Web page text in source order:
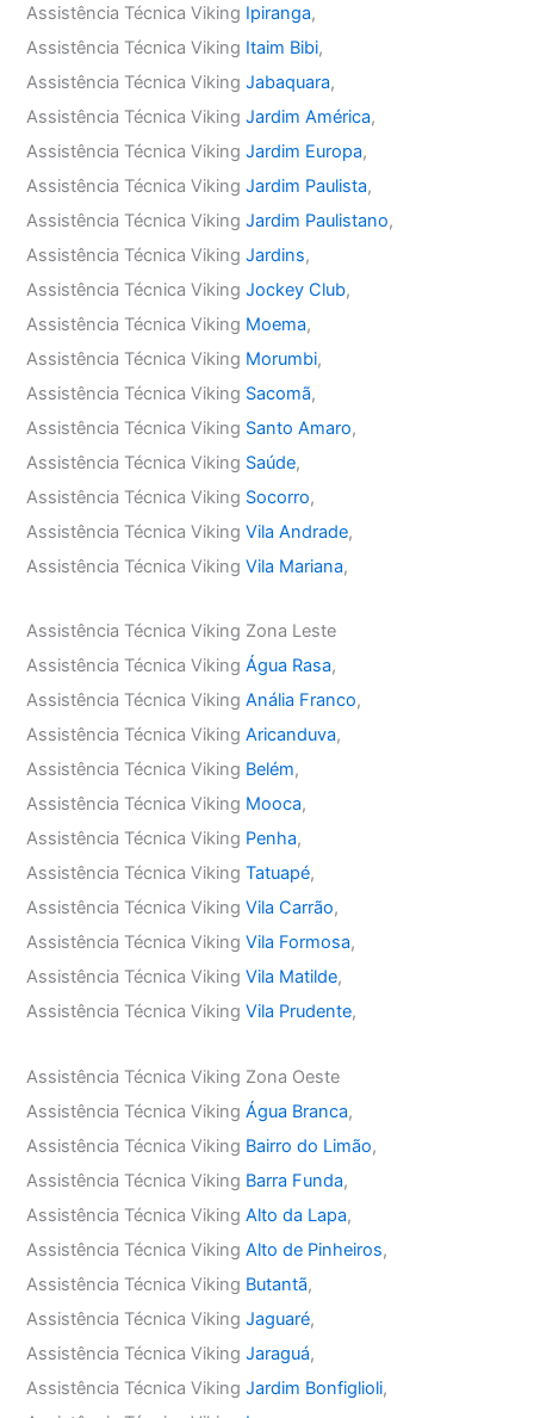
Assistência Técnica Viking Ipiranga,
Assistência Técnica Viking Itaim Bibi,
Assistência Técnica VikingJabaquara,
Assistência Técnica VikingJardim América,
Assistência Técnica VikingJardim Europa,
Assistência Técnica VikingJardim Paulista,
Assistência Técnica VikingJardim Paulistano,
Assistência Técnica VikingJardins,
Assistência Técnica VikingJockey Club,
Assistência Técnica Viking Moema,
Assistência Técnica Viking Morumbi,
Assistência Técnica Viking Sacomã,
Assistência Técnica Viking Santo Amaro,
Assistência Técnica Viking Saúde,
Assistência Técnica Viking Socorro,
Assistência Técnica VikingVila Andrade,
Assistência Técnica VikingVila Mariana,
Assistência Técnica Viking Zona Leste
Assistência Técnica VikingÁgua Rasa,
Assistência Técnica VikingAnália Franco,
Assistência Técnica VikingAricanduva,
Assistência Técnica Viking Belém,
Assistência Técnica Viking Mooca,
Assistência Técnica Viking Penha,
Assistência Técnica VikingTatuapé,
Assistência Técnica VikingVila Carrão,
Assistência Técnica VikingVila Formosa,
Assistência Técnica VikingVila Matilde,
Assistência Técnica VikingVila Prudente,
Assistência Técnica Viking Zona Oeste
Assistência Técnica VikingÁgua Branca,
Assistência Técnica Viking Bairro do Limão,
Assistência Técnica Viking Barra Funda,
Assistência Técnica VikingAlto da Lapa,
Assistência Técnica VikingAlto de Pinheiros,
Assistência Técnica Viking Butantã,
Assistência Técnica VikingJaguaré,
Assistência Técnica VikingJaraguá,
Assistência Técnica VikingJardim Bonfiglioli,